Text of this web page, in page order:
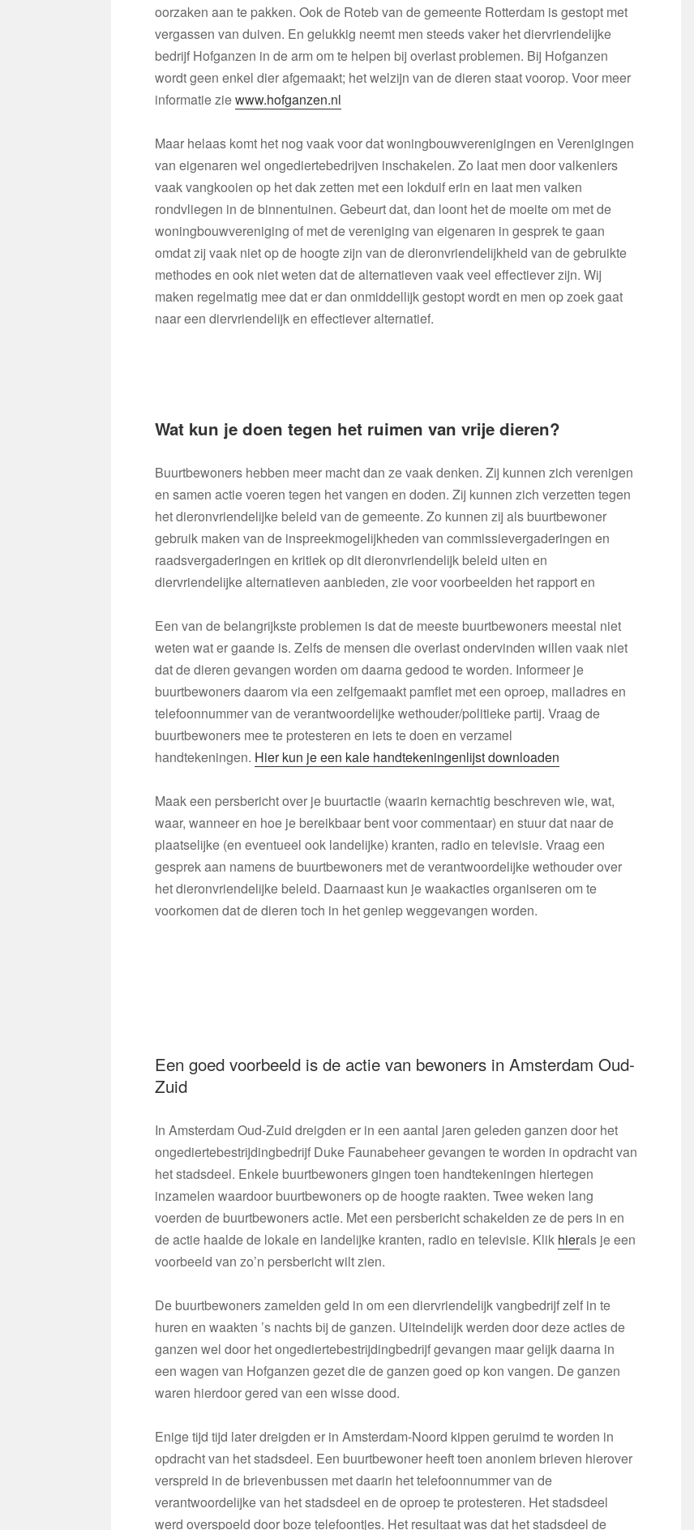
oorzaken aan te pakken. Ook de Roteb van de gemeente Rotterdam is gestopt met
vergassen van duiven. En gelukkig neemt men steeds vaker het diervriendelijke
bedrijf Hofganzen in de arm om te helpen bij overlast problemen. Bij Hofganzen
wordt geen enkel dier afgemaakt; het welzijn van de dieren staat voorop. Voor meer
informatie ziewww.hofganzen.nl
Maar helaas komt het nog vaak voor dat woningbouwverenigingen en Verenigingen
van eigenaren wel ongediertebedrijven inschakelen. Zo laat men door valkeniers
vaak vangkooien op het dak zetten met een lokduif erin en laat men valken
rondvliegen in de binnentuinen. Gebeurt dat, dan loont het de moeite om met de
woningbouwvereniging of met de vereniging van eigenaren in gesprek te gaan
omdat zij vaak niet op de hoogte zijn van de dieronvriendelijkheid van de gebruikte
methodes en ook niet weten dat de alternatieven vaak veel effectiever zijn. Wij
maken regelmatig mee dat er dan onmiddellijk gestopt wordt en men op zoek gaat
naar een diervriendelijk en effectiever alternatief.
Wat kun je doen tegen het ruimen van vrije dieren?
Buurtbewoners hebben meer macht dan ze vaak denken. Zij kunnen zich verenigen
en samen actie voeren tegen het vangen en doden. Zij kunnen zich verzetten tegen
het dieronvriendelijke beleid van de gemeente. Zo kunnen zij als buurtbewoner
gebruik maken van de inspreekmogelijkheden van commissievergaderingen en
raadsvergaderingen en kritiek op dit dieronvriendelijk beleid uiten en
diervriendelijke alternatieven aanbieden, zie voor voorbeelden het rapport en
Een van de belangrijkste problemen is dat de meeste buurtbewoners meestal niet
weten wat er gaande is. Zelfs de mensen die overlast ondervinden willen vaak niet
dat de dieren gevangen worden om daarna gedood te worden. Informeer je
buurtbewoners daarom via een zelfgemaakt pamflet met een oproep, mailadres en
telefoonnummer van de verantwoordelijke wethouder/politieke partij. Vraag de
buurtbewoners mee te protesteren en iets te doen en verzamel
handtekeningen. Hier kun je een kale handtekeningenlijst downloaden
Maak een persbericht over je buurtactie (waarin kernachtig beschreven wie, wat,
waar, wanneer en hoe je bereikbaar bent voor commentaar) en stuur dat naar de
plaatselijke (en eventueel ook landelijke) kranten, radio en televisie. Vraag een
gesprek aan namens de buurtbewoners met de verantwoordelijke wethouder over
het dieronvriendelijke beleid. Daarnaast kun je waakacties organiseren om te
voorkomen dat de dieren toch in het geniep weggevangen worden.
Een goed voorbeeld is de actie van bewoners in Amsterdam Oud-
Zuid
In Amsterdam Oud-Zuid dreigden er in een aantal jaren geleden ganzen door het
ongediertebestrijdingbedrijf Duke Faunabeheer gevangen te worden in opdracht van
het stadsdeel. Enkele buurtbewoners gingen toen handtekeningen hiertegen
inzamelen waardoor buurtbewoners op de hoogte raakten. Twee weken lang
voerden de buurtbewoners actie. Met een persbericht schakelden ze de pers in en
de actie haalde de lokale en landelijke kranten, radio en televisie. Klik hierals je een
voorbeeld van zo’n persbericht wilt zien.
De buurtbewoners zamelden geld in om een diervriendelijk vangbedrijf zelf in te
huren en waakten ’s nachts bij de ganzen. Uiteindelijk werden door deze acties de
ganzen wel door het ongediertebestrijdingbedrijf gevangen maar gelijk daarna in
een wagen van Hofganzen gezet die de ganzen goed op kon vangen. De ganzen
waren hierdoor gered van een wisse dood.
Enige tijd tijd later dreigden er in Amsterdam-Noord kippen geruimd te worden in
opdracht van het stadsdeel. Een buurtbewoner heeft toen anoniem brieven hierover
verspreid in de brievenbussen met daarin het telefoonnummer van de
verantwoordelijke van het stadsdeel en de oproep te protesteren. Het stadsdeel
werd overspoeld door boze telefoontjes. Het resultaat was dat het stadsdeel de